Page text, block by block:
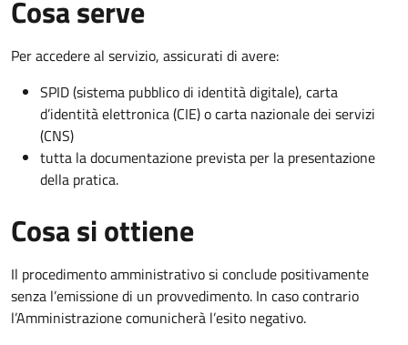
Cosa serve
Per accedere al servizio, assicurati di avere:
SPID (sistema pubblico di identità digitale), carta
d’identità elettronica (CIE) o carta nazionale dei servizi
(CNS)
tutta la documentazione prevista per la presentazione
della pratica.
Cosa si ottiene
Il procedimento amministrativo si conclude positivamente
senza l’emissione di un provvedimento. In caso contrario
l’Amministrazione comunicherà l’esito negativo.